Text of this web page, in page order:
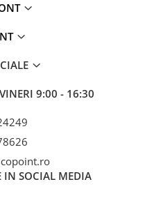
9:00 - 16:30
IN SOCIAL MEDIA